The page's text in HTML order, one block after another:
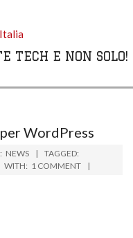
TECH E NON SOLO!
WordPress
NEWS
TAGGED:
WITH: 1 COMMENT